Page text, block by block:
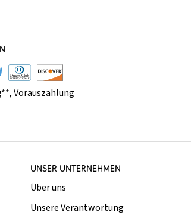
,Vorauszahlung
UNSER UNTERNEHMEN
Über uns
Unsere Verantwortung